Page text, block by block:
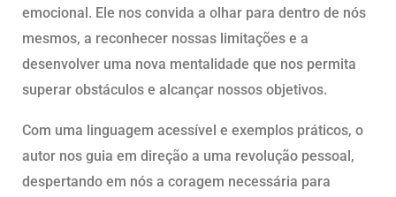
emocional. Ele nos convida a olhar para dentro de nós
mesmos, a reconhecer nossas limitações e a
desenvolver uma nova mentalidade que nos permita
superar obstáculos e alcançar nossos objetivos.
Com uma linguagem acessível e exemplos práticos, o
autor nos guia em direção a uma revolução pessoal,
despertando em nós a coragem necessária para